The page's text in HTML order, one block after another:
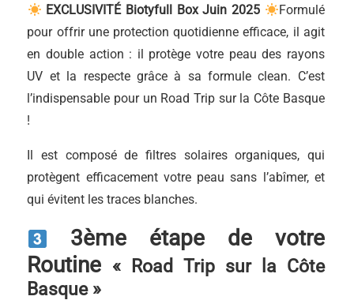
EXCLUSIVITÉ Biotyfull Box Juin 2025
Formulé
pour offrir une protection quotidienne efficace, il agit
en double action : il protège votre peau des rayons
UV et la respecte grâce à sa formule clean. C’est
l’indispensable pour un Road Trip sur la Côte Basque
!
Il est composé de filtres solaires organiques, qui
protègent efficacement votre peau sans l’abîmer, et
qui évitent les traces blanches.
3ème étape de votre
Routine « Road Trip sur la Côte
Basque »